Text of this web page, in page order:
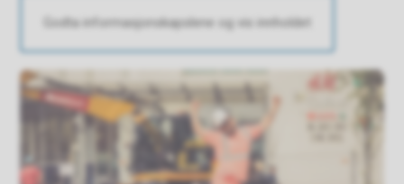
Godta informasjonskapslene og vis innholdet